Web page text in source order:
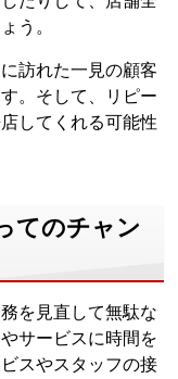
う。
訪れた一見の顧客
。そして、リピー
してくれる可能性
てのチャン
を見直して無駄な
サービスに時間を
スやスタッフの接